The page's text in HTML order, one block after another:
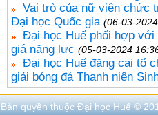
Vai trò của nữ viên chức
Đại học Quốc gia (06-03-
Đại học Huế phối hợp
giá năng lực (05-03-2024
Đại học Huế đăng cai tổ
giải bóng đá Thanh niên
Bản quyền thuộc Đại học Huế ©